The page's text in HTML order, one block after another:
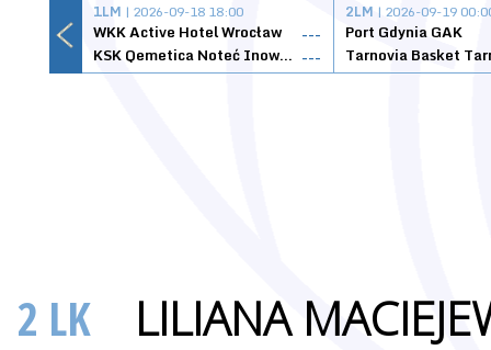
1LM | 2026-09-18 18:00
WKK Active Hotel Wrocław
---
KSK Qemetica Noteć Inowrocław ---
2LM | 2026-09-19
Port Gdynia GAK
2 LK LILIANA